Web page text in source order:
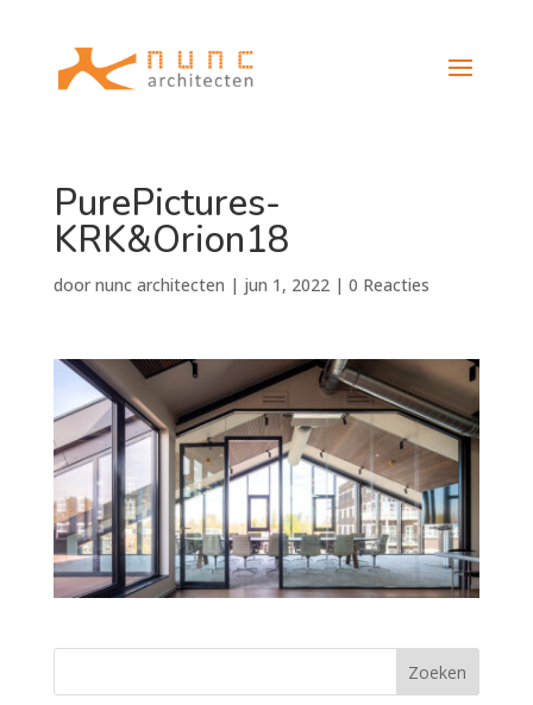
PurePictures-
KRK&Orion18
door nunc architecten | jun 1, 2022| 0 Reacties